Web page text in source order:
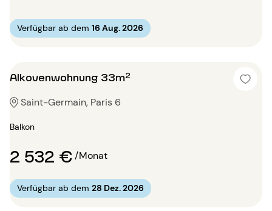
Verfügbar ab dem 16 Aug. 2026
Alkovenwohnung 33m²
Saint-Germain, Paris 6
Balkon
2 532 €/Monat
Verfügbar ab dem 28 Dez. 2026